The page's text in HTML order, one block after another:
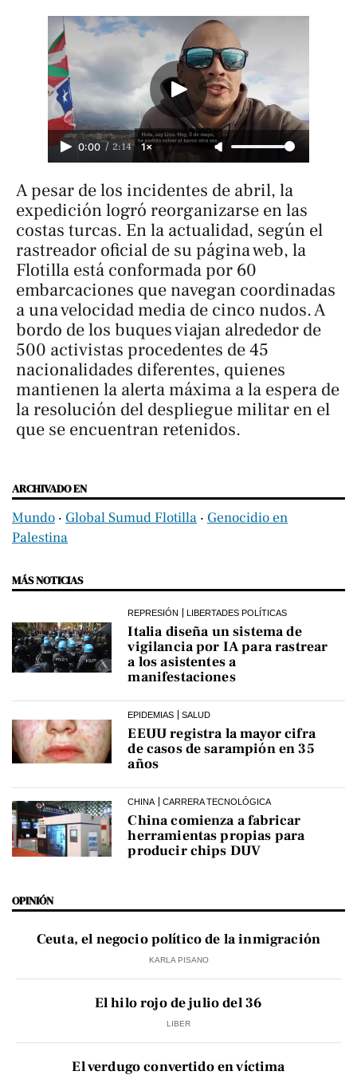
0:00 / 2:14 1×
A pesar de los incidentes de abril, la
expedición logró reorganizarse en las
costas turcas. En la actualidad, según el
rastreador oficial de su página web, la
Flotilla está conformada por 60
embarcaciones que navegan coordinadas
a una velocidad media de cinco nudos. A
bordo de los buques viajan alrededor de
500 activistas procedentes de 45
nacionalidades diferentes, quienes
mantienen la alerta máxima a la espera de
la resolución del despliegue militar en el
que se encuentran retenidos.
ARCHIVADO EN
Mundo ‧ Global Sumud Flotilla ‧ Genocidio en
Palestina
MÁS NOTICIAS
REPRESIÓN LIBERTADES POLÍTICAS
Italia diseña un sistema de
vigilancia por IA para rastrear
a los asistentes a
manifestaciones
EPIDEMIAS SALUD
EEUU registra la mayor cifra
de casos de sarampión en 35
años
CHINA CARRERA TECNOLÓGICA
China comienza a fabricar
herramientas propias para
producir chips DUV
OPINIÓN
Ceuta, el negocio político de la inmigración
KARLA PISANO
El hilo rojo de julio del 36
LIBER
El verdugo convertido en víctima